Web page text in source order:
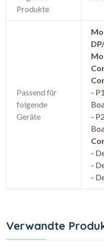
Produkte
Passend für
folgende
Geräte
-
-
-
-
-
Verwandte